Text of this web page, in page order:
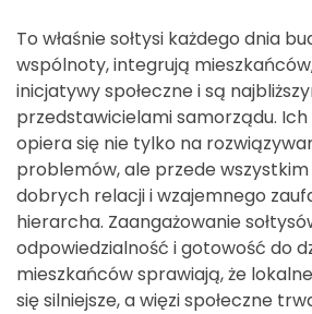
To właśnie sołtysi każdego dnia
wspólnoty, integrują
inicjatywy społeczne i są
przedstawicielami samorządu. Ich
opiera się nie tylko na
problemów, ale przede
dobrych relacji i wzajemnego
hierarcha. Zaangażowanie
odpowiedzialność i gotowość do
mieszkańców sprawiają, że
się silniejsze, a więzi społeczne